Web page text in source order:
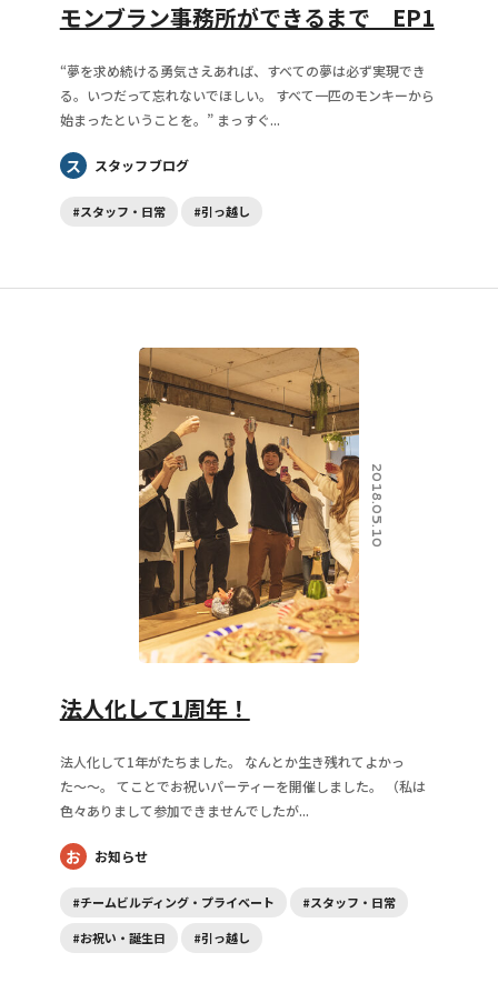
モンブラン事務所ができるまで EP1
“夢を求め続ける勇気さえあれば、すべての夢は必ず実現でき
る。いつだって忘れないでほしい。 すべて一匹のモンキーから
始まったということを。” まっすぐ...
ス スタッフブログ
#スタッフ・日常 #引っ越し
2018.05.10
法人化して1周年！
法人化して1年がたちました。 なんとか生き残れてよかっ
た〜〜。 てことでお祝いパーティーを開催しました。 （私は
色々ありまして参加できませんでしたが...
お お知らせ
#チームビルディング・プライベート
#スタッフ・日常
#お祝い・誕生日
#引っ越し